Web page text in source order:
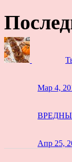
Мар 4,
Апр 25,